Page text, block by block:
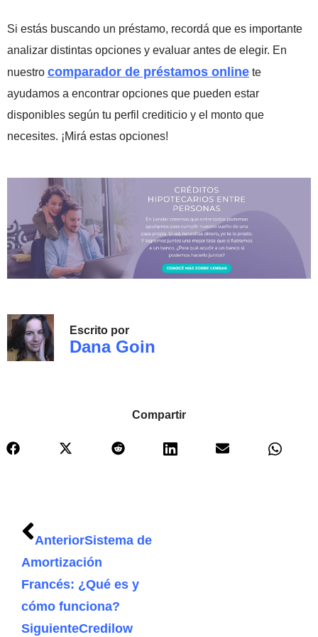
Si estás buscando un préstamo, recordá que es importante
analizar distintas opciones y evaluar antes de elegir. En
nuestro comparador de préstamos online te
ayudamos a encontrar opciones que pueden estar
disponibles según tu perfil crediticio y el monto que
necesites. ¡Mirá estas opciones!
Escrito por
Dana Goin
Compartir
AnteriorSistema de
Amortización
Francés: ¿Qué es y
cómo funciona?
SiguienteCredilow